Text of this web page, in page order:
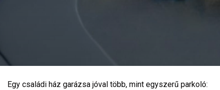
Egy családi ház garázsa jóval több, mint egyszerű parkoló: